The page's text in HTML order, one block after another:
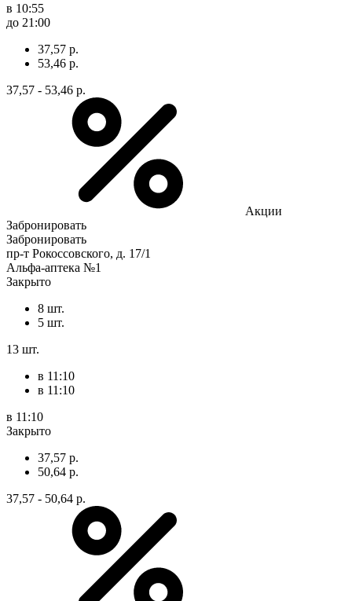
в 10:55
до 21:00
37,57 р.
53,46 р.
37,57 - 53,46 р.
Акции
Забронировать
Забронировать
пр-т Рокоссовского, д. 17/1
Альфа-аптека №1
Закрыто
8 шт.
5 шт.
13 шт.
в 11:10
в 11:10
в 11:10
Закрыто
37,57 р.
50,64 р.
37,57 - 50,64 р.